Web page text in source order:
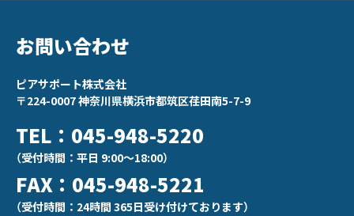
お問い合わせ
ピアサポート株式会社
〒224-0007 神奈川県横浜市都筑区荏田南5-7-9
TEL：045-948-5220
（受付時間：平日 9:00〜18:00）
FAX：045-948-5221
（受付時間：24時間 365日受け付けております）